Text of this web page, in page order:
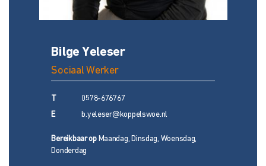
Bilge Yeleser
Sociaal Werker
0578-676767
E b.yeleser@koppelswoe.nl
Bereikbaar opMaandag, Dinsdag, Woensdag,
Donderdag